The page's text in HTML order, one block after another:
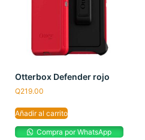
Otterbox Defender rojo
Q219.00
Añadir al carrito
Compra por WhatsApp